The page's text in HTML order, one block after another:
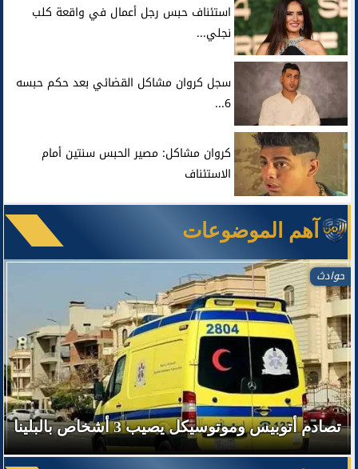
استئناف حبس رجل أعمال في واقعة كلب
نجلي...
سجل كروان مشاكل القضائي بعد حكم حبسه
6...
كروان مشاكل: مصير الحبس سنتين أمام
الاستئناف
آهم الموضوعات
حوادث
تصادم أتوبيس وموتوسيكل يصيب 3 أشخاص بالبلينا